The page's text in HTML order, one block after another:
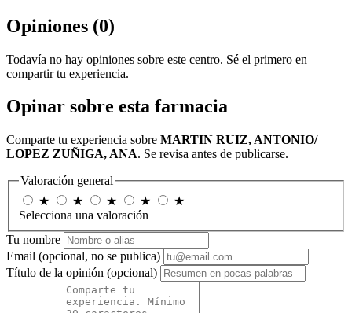
Opiniones (0)
Todavía no hay opiniones sobre este centro. Sé el primero en
compartir tu experiencia.
Opinar sobre esta farmacia
Comparte tu experiencia sobre MARTIN RUIZ, ANTONIO/
LOPEZ ZUÑIGA, ANA. Se revisa antes de publicarse.
Valoración general
★
★ ★ ★
★
Selecciona una valoración
Tu nombre
Email (opcional, no se publica)
Título de la opinión (opcional)